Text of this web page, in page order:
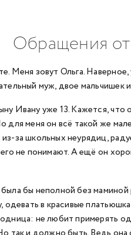
Обращения
Меня зовут Ольга.
муж, двое мальчишек
Ивану уже 13. Кажется,
для меня он всё такой же
за школьных неурядиц,
не понимают. А ещё он
бы неполной без
одевать в красивые
не любит примерять